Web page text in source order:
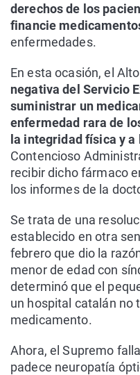
derechos de los
financie
enfermedades.
En esta ocasión, el
negativa del Servicio
suministrar un
enfermedad rara de
la integridad física y a
Contencioso
recibir dicho fármaco
los informes de la
Se trata de una
establecido en otra
febrero que dio la
menor de edad con
determinó que el
un hospital catalán no
medicamento.
Ahora, el Supremo
padece neuropatía